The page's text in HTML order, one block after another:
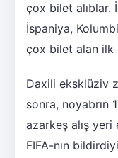
çox bilet alıblar.
İspaniya,
çox bilet alan ilk
Daxili eksklüziv
sonra, noyabrın
azarkeş alış
FIFA-nın